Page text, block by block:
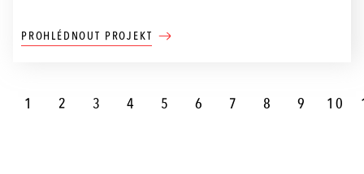
PROHLÉDNOUT PROJEKT
1 2 3 4 5 6 7 8 9 10